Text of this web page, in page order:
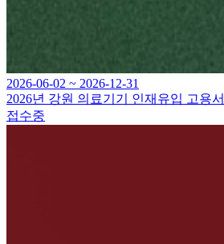
2026-06-02 ~ 2026-12-31
2026년 강원 의료기기 인재유입 고용
접수중